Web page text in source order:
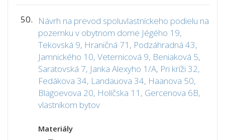
50.
Návrh na prevod spoluvlastníckeho podielu na
pozemku v obytnom dome Jégého 19,
Tekovská 9, Hraničná 71, Podzáhradná 43,
Jamnického 10, Veternicová 9, Beniaková 5,
Saratovská 7, Janka Alexyho 1/A, Pri kríži 32,
Fedákova 34, Landauova 34, Haanova 50,
Blagoevova 20, Holíčska 11, Gercenova 6B,
vlastníkom bytov
Materiály